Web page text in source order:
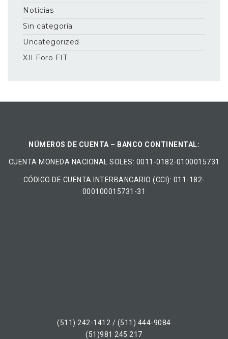
Noticias
Sin categoría
Uncategorized
XII Foro FIT
NÚMEROS DE CUENTA – BANCO CONTINENTAL:
CUENTA MONEDA NACIONAL​ ​SOLES​: 0011-0182-0100015731
CÓDIGO DE CUENTA INTERBANCARIO (CCI): 011-182-
000100015731-31
(511) 242-1412 / (511) 444-9084
(51)981 245 217